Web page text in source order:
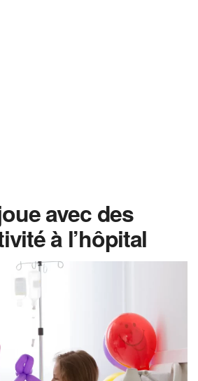
avec des
à l’hôpital